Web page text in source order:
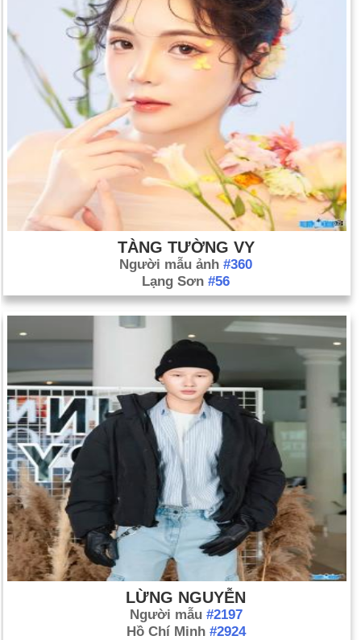
TÀNG TƯỜNG VY
Người mẫu ảnh #360
Lạng Sơn #56
LỪNG NGUYỄN
Người mẫu #2197
Hồ Chí Minh #2924